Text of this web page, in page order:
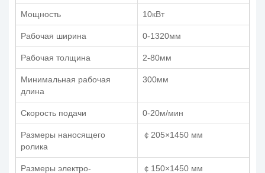
Мощность 10кВт
Рабочая ширина 0-1320мм
Рабочая толщина 2-80мм
Минимальная рабочая
длина
300мм
Скорость подачи 0-20м/мин
Размеры наносящего
ролика
￠205×1450 мм
Размеры электро-
￠150×1450 мм